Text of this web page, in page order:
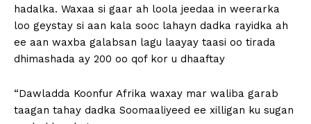
hadalka. Waxaa si gaar ah loola jeedaa in weerarka
loo geystay si aan kala sooc lahayn dadka rayidka ah
ee aan waxba galabsan lagu laayay taasi oo tirada
dhimashada ay 200 oo qof kor u dhaaftay
“Dawladda Koonfur Afrika waxay mar waliba garab
taagan tahay dadka Soomaaliyeed ee xilligan ku sugan